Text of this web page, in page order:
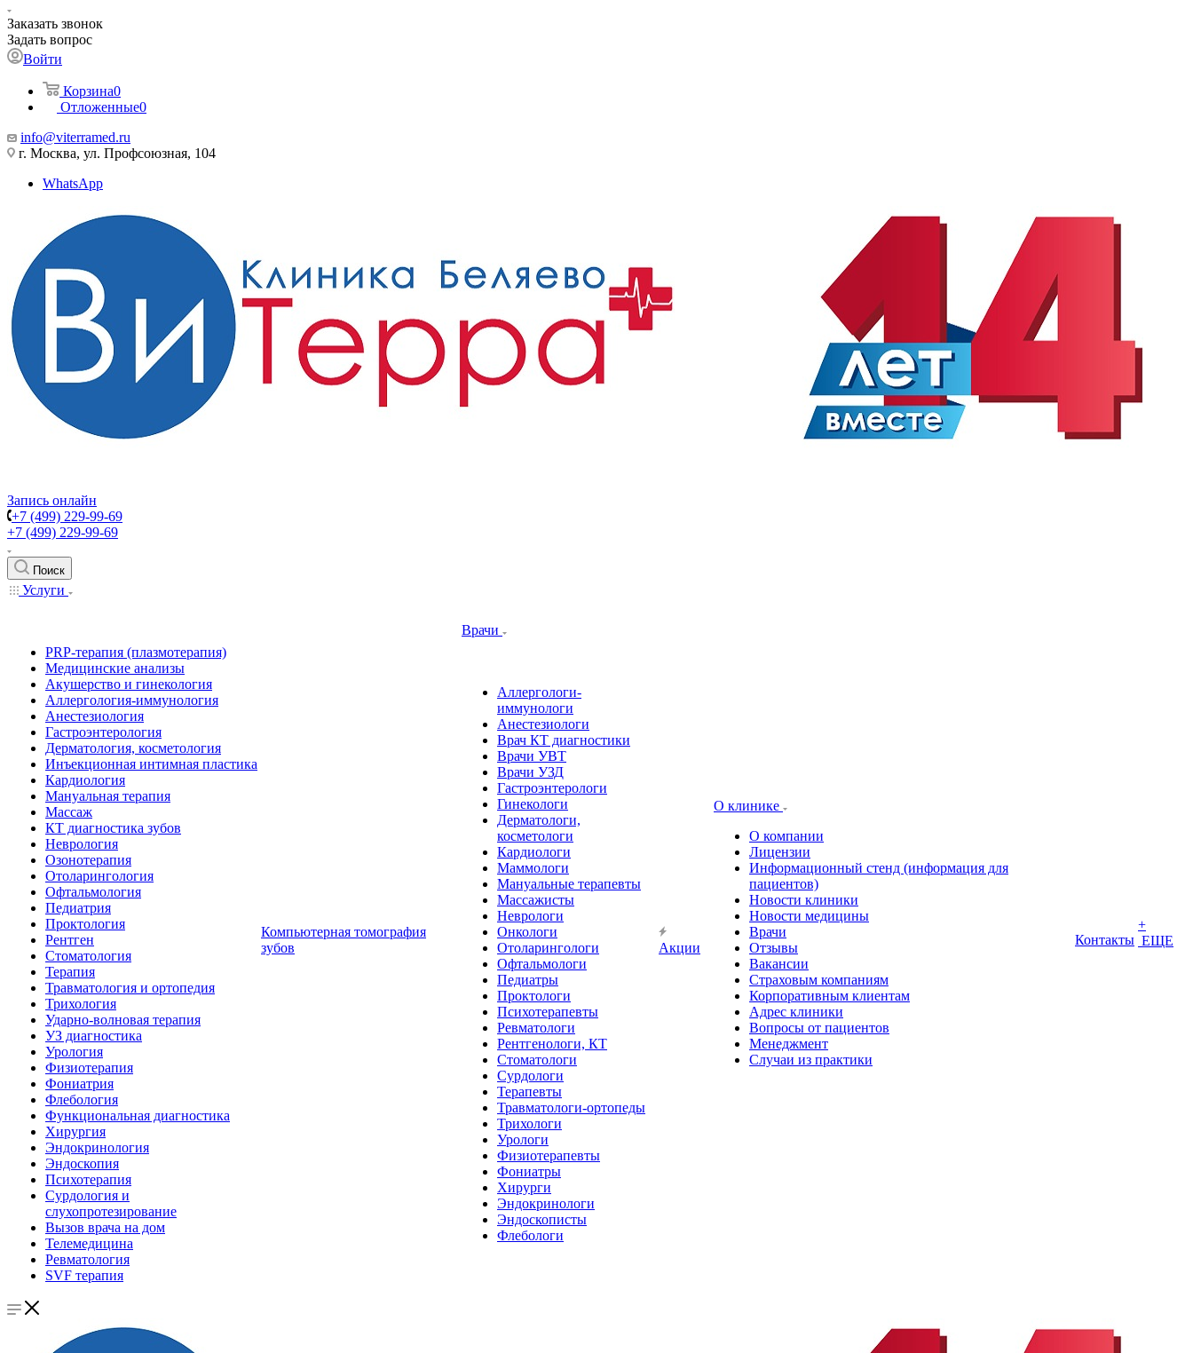
Заказать звонок
Задать вопрос
Войти
Корзина0
Отложенные0
info@viterramed.ru
г. Москва, ул. Профсоюзная, 104
WhatsApp
Запись онлайн
+7 (499) 229-99-69
+7 (499) 229-99-69
Поиск
Услуги
PRP-терапия (плазмотерапия)
Медицинские анализы
Акушерство и гинекология
Аллергология-иммунология
Анестезиология
Гастроэнтерология
Дерматология, косметология
Инъекционная интимная пластика
Кардиология
Мануальная терапия
Массаж
КТ диагностика зубов
Неврология
Озонотерапия
Отоларингология
Офтальмология
Педиатрия
Проктология
Рентген
Стоматология
Терапия
Травматология и ортопедия
Трихология
Ударно-волновая терапия
УЗ диагностика
Урология
Физиотерапия
Фониатрия
Флебология
Функциональная диагностика
Хирургия
Эндокринология
Эндоскопия
Психотерапия
Сурдология и
слухопротезирование
Вызов врача на дом
Телемедицина
Ревматология
SVF терапия
Компьютерная томография
зубов
Врачи
Аллергологи-
иммунологи
Анестезиологи
Врач КТ диагностики
Врачи УВТ
Врачи УЗД
Гастроэнтерологи
Гинекологи
Дерматологи,
косметологи
Кардиологи
Маммологи
Мануальные терапевты
Массажисты
Неврологи
Онкологи
Отоларингологи
Офтальмологи
Педиатры
Проктологи
Психотерапевты
Ревматологи
Рентгенологи, КТ
Стоматологи
Сурдологи
Терапевты
Травматологи-ортопеды
Трихологи
Урологи
Физиотерапевты
Фониатры
Хирурги
Эндокринологи
Эндоскописты
Флебологи
Акции
О клинике
О компании
Лицензии
Информационный стенд (информация для
пациентов)
Новости клиники
Новости медицины
Врачи
Отзывы
Вакансии
Страховым компаниям
Корпоративным клиентам
Адрес клиники
Вопросы от пациентов
Менеджмент
Случаи из практики
Контакты
+
ЕЩЕ